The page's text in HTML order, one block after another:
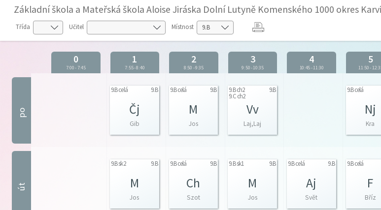
Základní škola a Mateřská škola Aloise Jiráska Dolní Lutyně Komenského 1000 okres
Třída Učitel Místnost
0
7:00-7:45
1
7:55-8:40
2
8:50 -9:35
3
9:50-10:35
4
10:45-11:30
5
11:50-
po
9.B celá 9.B
Čj
Gib
9.B celá 9.B
M
Jos
9.B ch2
9.C ch2
9.B
Vv
Laj,Laj
9.B celá
Nj
Kra
út
9.B sk2 9.B
M
Jos
9.B celá 9.B
Ch
Szot
9.B sk1 9.B
M
Jos
9.B celá 9.B
Aj
Svět
9.B celá
F
Bříz